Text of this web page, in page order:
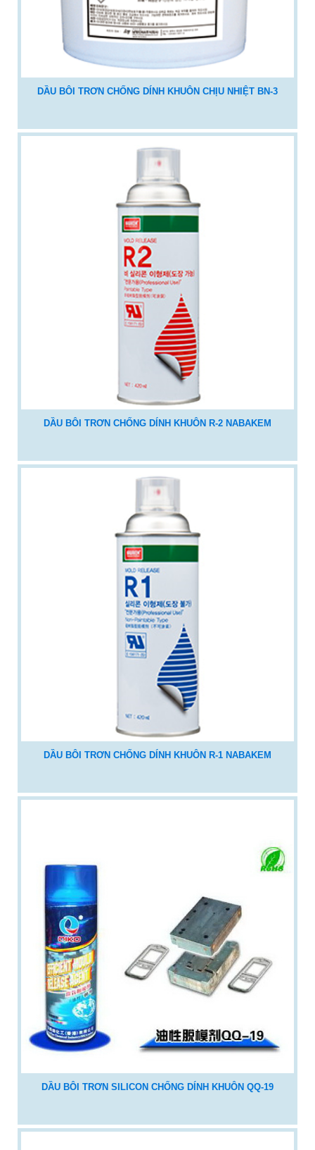
DẦU BÔI TRƠN CHỐNG DÍNH KHUÔN CHỊU NHIỆT BN-3
DẦU BÔI TRƠN CHỐNG DÍNH KHUÔN R-2 NABAKEM
DẦU BÔI TRƠN CHỐNG DÍNH KHUÔN R-1 NABAKEM
DẦU BÔI TRƠN SILICON CHỐNG DÍNH KHUÔN QQ-19